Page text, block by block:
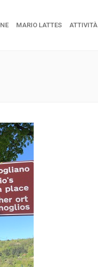
MARIO LATTES ATTIVITÀ